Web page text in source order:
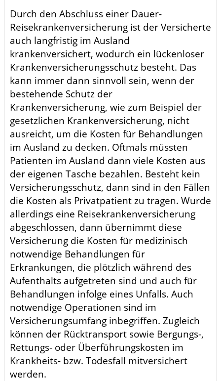
Durch den Abschluss einer Dauer-
Reisekrankenversicherung ist der Versicherte
auch langfristig im Ausland
krankenversichert, wodurch ein lückenloser
Krankenversicherungsschutz besteht. Das
kann immer dann sinnvoll sein, wenn der
bestehende Schutz der
Krankenversicherung, wie zum Beispiel der
gesetzlichen Krankenversicherung, nicht
ausreicht, um die Kosten für Behandlungen
im Ausland zu decken. Oftmals müssten
Patienten im Ausland dann viele Kosten aus
der eigenen Tasche bezahlen. Besteht kein
Versicherungsschutz, dann sind in den Fällen
die Kosten als Privatpatient zu tragen. Wurde
allerdings eine Reisekrankenversicherung
abgeschlossen, dann übernimmt diese
Versicherung die Kosten für medizinisch
notwendige Behandlungen für
Erkrankungen, die plötzlich während des
Aufenthalts aufgetreten sind und auch für
Behandlungen infolge eines Unfalls. Auch
notwendige Operationen sind im
Versicherungsumfang inbegriffen. Zugleich
können der Rücktransport sowie Bergungs-,
Rettungs- oder Überführungskosten im
Krankheits- bzw. Todesfall mitversichert
werden.